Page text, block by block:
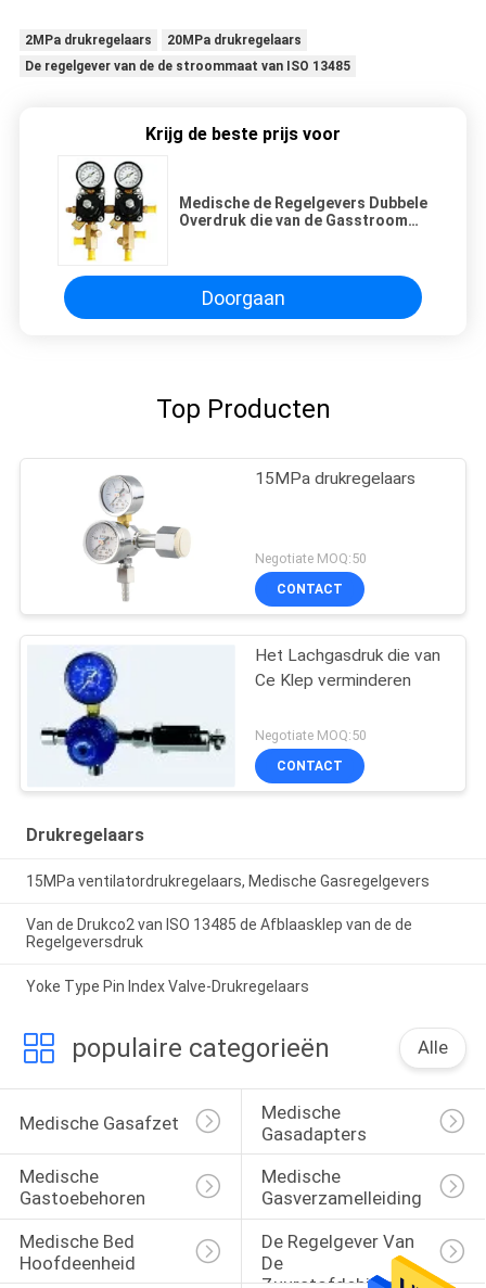
2MPa drukregelaars
20MPa drukregelaars
De regelgever van de de stroommaat van ISO 13485
Krijg de beste prijs voor
Medische de Regelgevers Dubbele
Overdruk die van de Gasstroom
Doorgaan
Top Producten
15MPa drukregelaars
Negotiate MOQ:50
CONTACT
Het Lachgasdruk die van
Ce Klep verminderen
Negotiate MOQ:50
CONTACT
Drukregelaars
15MPa ventilatordrukregelaars, Medische Gasregelgevers
Van de Drukco2 van ISO 13485 de Afblaasklep van de de
Regelgeversdruk
Yoke Type Pin Index Valve-Drukregelaars
populaire categorieën Alle
Medische Gasafzet
Medische
Gasadapters
Medische
Gastoebehoren
Medische
Gasverzamelleiding
Medische Bed
Hoofdeenheid
De Regelgever Van
De